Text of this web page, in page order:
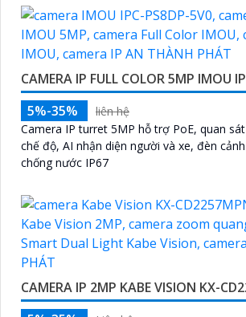
CAMERA IP FULL COLOR 5MP IMOU
5%-35%
liên hệ
Camera IP turret 5MP hỗ trợ PoE, quan
chế độ, AI nhận diện người và xe, đèn
chống nước IP67
CAMERA IP 2MP KABE VISION KX-